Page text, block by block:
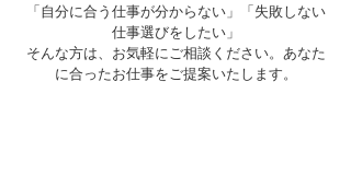
「自分に合う仕事が分からない」「失敗しない
仕事選びをしたい」
そんな方は、お気軽にご相談ください。あなた
に合ったお仕事をご提案いたします。